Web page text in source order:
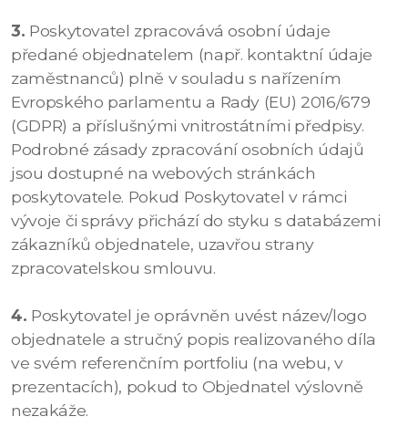
3. Poskytovatel zpracovává osobní údaje
předané objednatelem (např. kontaktní údaje
zaměstnanců) plně v souladu s nařízením
Evropského parlamentu a Rady (EU) 2016/679
(GDPR) a příslušnými vnitrostátními předpisy.
Podrobné zásady zpracování osobních údajů
jsou dostupné na webových stránkách
poskytovatele. Pokud Poskytovatel v rámci
vývoje či správy přichází do styku s databázemi
zákazníků objednatele, uzavřou strany
zpracovatelskou smlouvu.
4. Poskytovatel je oprávněn uvést název/logo
objednatele a stručný popis realizovaného díla
ve svém referenčním portfoliu (na webu, v
prezentacích), pokud to Objednatel výslovně
nezakáže.